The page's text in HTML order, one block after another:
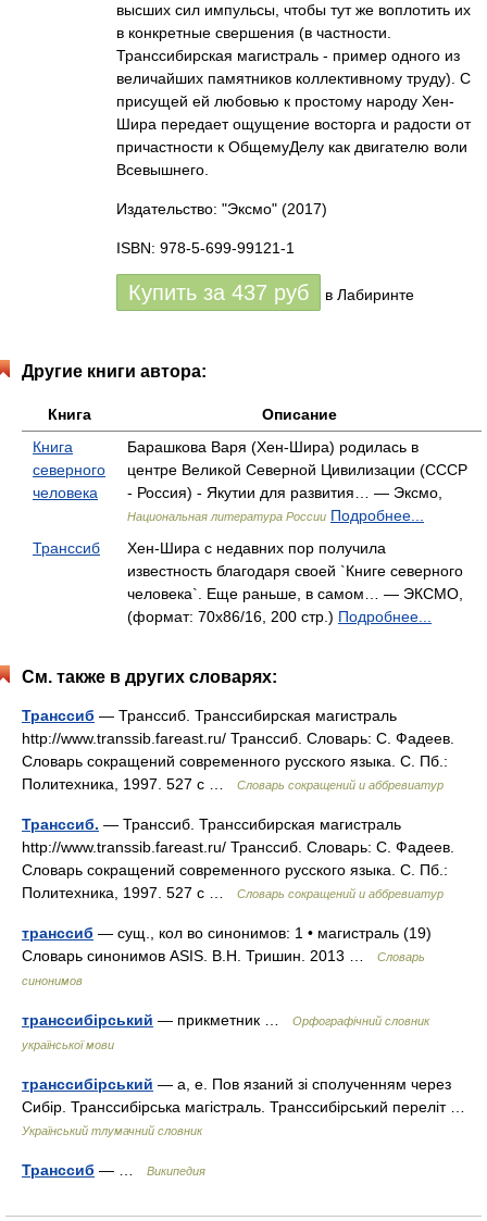
высших сил импульсы, чтобы тут же воплотить их
в конкретные свершения (в частности.
Транссибирская магистраль - пример одного из
величайших памятников коллективному труду). С
присущей ей любовью к простому народу Хен-
Шира передает ощущение восторга и радости от
причастности к ОбщемуДелу как двигателю воли
Всевышнего.
Издательство: "Эксмо" (2017)
ISBN: 978-5-699-99121-1
Купить за 437 руб в Лабиринте
Другие книги автора:
Книга
Описание
Книга
северного
человека
Барашкова Варя (Хен-Шира) родилась в
центре Великой Северной Цивилизации (СССР
- Россия) - Якутии для развития… — Эксмо,
Национальная литература России Подробнее...
Транссиб
Хен-Шира с недавних пор получила
известность благодаря своей `Книге северного
человека`. Еще раньше, в самом… — ЭКСМО,
(формат: 70x86/16, 200 стр.) Подробнее...
См. также в других словарях:
Транссиб — Транссиб. Транссибирская магистраль
http://www.transsib.fareast.ru/​ Транссиб. Словарь: С. Фадеев.
Словарь сокращений современного русского языка. С. Пб.:
Политехника, 1997. 527 с …
Словарь сокращений и аббревиатур
Транссиб. — Транссиб. Транссибирская магистраль
http://www.transsib.fareast.ru/​ Транссиб. Словарь: С. Фадеев.
Словарь сокращений современного русского языка. С. Пб.:
Политехника, 1997. 527 с …
Словарь сокращений и аббревиатур
транссиб — сущ., кол во синонимов: 1 • магистраль (19)
Словарь синонимов ASIS. В.Н. Тришин. 2013 …
Словарь
синонимов
транссибірський — прикметник …
Орфографічний словник
української мови
транссибірський — а, е. Пов язаний зі сполученням через
Сибір. Транссибірська магістраль. Транссибірський переліт …
Український тлумачний словник
Транссиб — … Википедия